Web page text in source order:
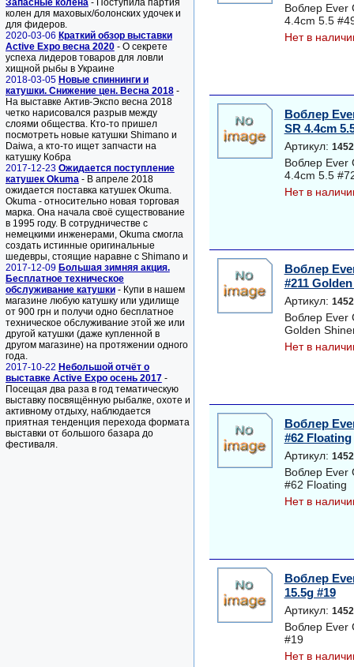
Воблер Ever
4.4cm 5.5
Нет в
Воблер
SR 4.4cm
Артикул:
Воблер Ever
4.4cm 5.5
Нет в
Воблер
#211
Артикул:
Воблер Ever
Golden
Нет в
Воблер
#62 Floating
Артикул:
Воблер Ever
#62 Floating
Нет в
Воблер
15.5g #19
Артикул:
Воблер Ever
#19
Нет в
Запасные колена - Поступила партия
колен для маховых/болонских удочек и
для фидеров.
2020-03-06 Краткий обзор выставки
Active Expo весна 2020 - О секрете
успеха лидеров товаров для ловли
хищной рыбы в Украине
2018-03-05 Новые спиннинги и
катушки. Снижение цен. Весна 2018 -
На выставке Актив-Экспо весна 2018
четко нарисовался разрыв между
слоями общества. Кто-то пришел
посмотреть новые катушки Shimano и
Daiwa, а кто-то ищет запчасти на
катушку Кобра
2017-12-23 Ожидается поступление
катушек Okuma - В апреле 2018
ожидается поставка катушек Okuma.
Okuma - относительно новая торговая
марка. Она начала своё существование
в 1995 году. В сотрудничестве с
немецкими инженерами, Okuma смогла
создать истинные оригинальные
шедевры, стоящие наравне с Shimano и
2017-12-09 Большая зимняя акция.
Бесплатное техническое
обслуживание катушки - Купи в нашем
магазине любую катушку или удилище
от 900 грн и получи одно бесплатное
техническое обслуживание этой же или
другой катушки (даже купленной в
другом магазине) на протяжении одного
года.
2017-10-22 Небольшой отчёт о
выставке Active Expo осень 2017 -
Посещая два раза в год тематическую
выставку посвящённую рыбалке, охоте и
активному отдыху, наблюдается
приятная тенденция перехода формата
выставки от большого базара до
фестиваля.